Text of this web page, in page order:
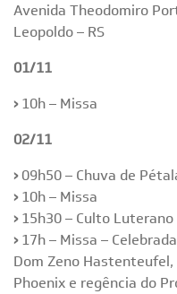
Avenida Theodomiro
Leopoldo – RS
01/11
›10h – Missa
02/11
›09h50 – Chuva de
›10h – Missa
›15h30 – Culto Luterano
›17h – Missa –
Dom Zeno
Phoenix e regência do